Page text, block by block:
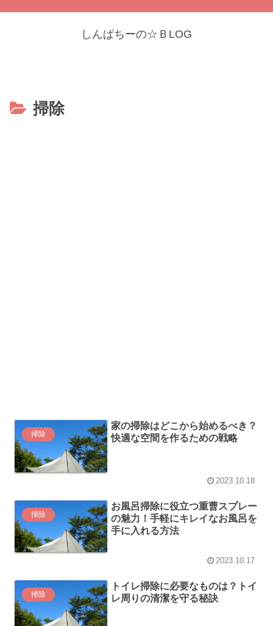
しんぱちーの☆ＢLOG
掃除
掃除
家の掃除はどこから始めるべき？
快適な空間を作るための戦略
2023.10.18
掃除
お風呂掃除に役立つ重曹スプレー
の魅力！手軽にキレイなお風呂を
手に入れる方法
2023.10.17
掃除
トイレ掃除に必要なものは？トイ
レ周りの清潔を守る秘訣